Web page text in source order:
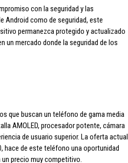
con la seguridad y las
Android como de seguridad, este
permanezca protegido y actualizado
un mercado donde la seguridad de los
que buscan un teléfono de gama media
AMOLED, procesador potente, cámara
de usuario superior. La oferta actual
hace de este teléfono una oportunidad
precio muy competitivo.